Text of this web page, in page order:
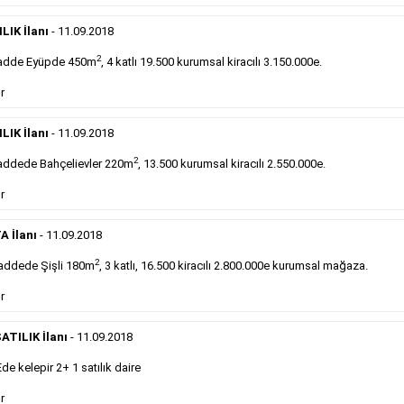
Devrenkiralık maltepede çayocağı....
Devamını Gör
takip ederek farklı ilan türleri hakkında detaylara ulaşabilir, ilan
Sarı sayfa ilanlar alım- satım, duyuru, mini reklam
İlanı - 11.09.2018
Eyüpde 450m2, 4 katlı 19.500 kurumsal kiracılı 3.150.000e.
İlanı - 11.09.2018
Bahçelievler 220m2, 13.500 kurumsal kiracılı 2.550.000e.
İlanı - 11.09.2018
Şişli 180m2, 3 katlı, 16.500 kiracılı 2.800.000e kurumsal mağaza.
İlanı - 11.09.2018
kelepir 2+ 1 satılık daire